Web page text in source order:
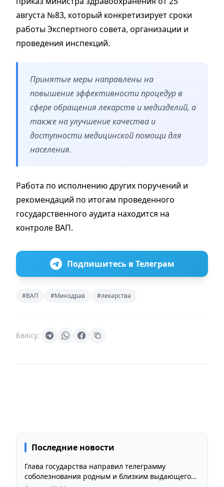
августа №83, который конкретизирует сроки
работы Экспертного совета, организации и
проведения инспекций.
Принятые меры направлены на
повышение эффективности процедур в
сфере обращения лекарств и медизделий, а
также на улучшение качества и
доступности медицинской помощи для
населения.
Работа по исполнению других поручений и
рекомендаций по итогам проведенного
государственного аудита находится на
контроле ВАП.
Подпишитесь в Телеграм
#ВАП #Минздрав #лекарства
Бөлісу:
Последние новости
Глава государства направил телеграмму
соболезнования родным и близким выдающегося